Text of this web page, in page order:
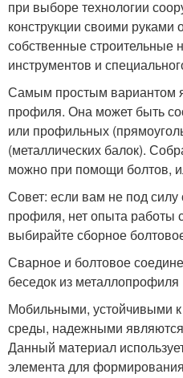
при выборе технологии
конструкции своими руками
собственные строительные
инструментов и
Самым простым вариантом
профиля. Она может быть
или профильных
(металлических балок).
можно при помощи болтов,
Совет: если вам не под силу
профиля, нет опыта работы
выбирайте сборное
Сварное и болтовое
беседок из металлопрофиля
Мобильными, устойчивыми
среды, надежными
Данный материал
элемента для формирования